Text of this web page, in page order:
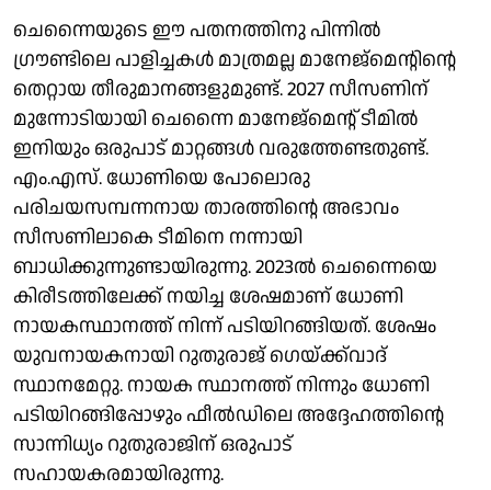
ചെന്നൈയുടെ ഈ പതനത്തിനു പിന്നിൽ
ഗ്രൗണ്ടിലെ പാളിച്ചകൾ മാത്രമല്ല മാനേജ്മെൻ്റിൻ്റെ
തെറ്റായ തീരുമാനങ്ങളുമുണ്ട്. 2027 സീസണിന്
മുന്നോടിയായി ചെന്നൈ മാനേജ്‌മെൻ്റ് ടീമിൽ
ഇനിയും ഒരുപാട് മാറ്റങ്ങൾ വരുത്തേണ്ടതുണ്ട്.
എം.എസ്. ധോണിയെ പോലൊരു
പരിചയസമ്പന്നനായ താരത്തിൻ്റെ അഭാവം
സീസണിലാകെ ടീമിനെ നന്നായി
ബാധിക്കുന്നുണ്ടായിരുന്നു. 2023ൽ ചെന്നൈയെ
കിരീടത്തിലേക്ക് നയിച്ച ശേഷമാണ് ധോണി
നായകസ്ഥാനത്ത്‌ നിന്ന് പടിയിറങ്ങിയത്. ശേഷം
യുവനായകനായി റുതുരാജ് ഗെയ്ക്ക്‌വാദ്
സ്ഥാനമേറ്റു. നായക സ്ഥാനത്ത് നിന്നും ധോണി
പടിയിറങ്ങിപ്പോഴും ഫീൽഡിലെ അദ്ദേഹത്തിൻ്റെ
സാന്നിധ്യം റുതുരാജിന് ഒരുപാട്
സഹായകരമായിരുന്നു.